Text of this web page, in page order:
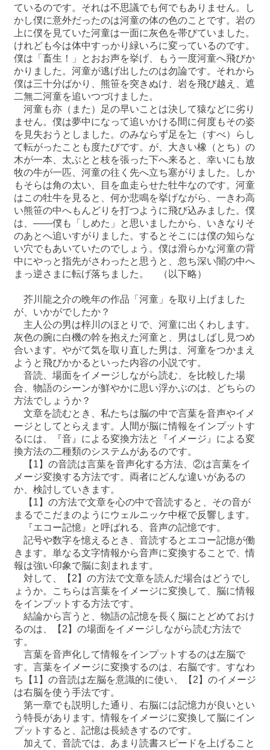
ているのです。それは不思議でも何でもありません。し
かし僕に意外だったのは河童の体の色のことです。岩の
上に僕を見ていた河童は一面に灰色を帯びていました。
けれども今は体中すっかり緑いろに変っているのです。
僕は「畜生！」とおお声を挙げ、もう一度河童へ飛びか
かりました。河童が逃げ出したのは勿論です。それから
僕は三十分ばかり、熊笹を突きぬけ、岩を飛び越え、遮
二無二河童を追いつづけました。
河童も亦（また）足の早いことは決して猿などに劣り
ません。僕は夢中になって追いかける間に何度もその姿
を見失おうとしました。のみならず足を辷（すべ）らし
て転がったことも度たびです。が、大きい橡（とち）の
木が一本、太ぶとと枝を張った下へ来ると、幸いにも放
牧の牛が一匹、河童の往く先へ立ち塞がりました。しか
もそらは角の太い、目を血走らせた牡牛なのです。河童
はこの牡牛を見ると、何か悲鳴を挙げながら、一きわ高
い熊笹の中へもんどりを打つように飛び込みました。僕
は、――僕も「しめた」と思いましたから、いきなりそ
のあとへ追いすがりました。するとそこには僕の知らな
い穴でもあいていたのでしょう。僕は滑らかな河童の背
中にやっと指先がさわったと思うと、忽ち深い闇の中へ
まっ逆さまに転げ落ちました。 （以下略）
芥川龍之介の晩年の作品「河童」を取り上げました
が、いかがでしたか？
主人公の男は梓川のほとりで、河童に出くわします。
灰色の腕に白機の幹を抱えた河童と、男はしばし見つめ
合います。やがて気を取り直した男は、河童をつかまえ
ようと飛びかかるといった内容の小説です。
音読、場面をイメージしながら読む、を比較した場
合、物語のシーンが鮮やかに思い浮かぶのは、どちらの
方法でしょうか？
文章を読むとき、私たちは脳の中で言葉を音声やイメ
ージとしてとらえます。人間が脳に情報をインプットす
るには、『音』による変換方法と『イメージ』による変
換方法の二種類のシステムがあるのです。
【1】の音読は言葉を音声化する方法、②は言葉をイ
メージ変換する方法です。両者にどんな違いがあるの
か、検討していきます。
【1】の方法で文章を心の中で音読すると、その音が
まるでこだまのようにウェルニッケ中枢で反響します。
『エコー記憶』と呼ばれる、音声の記憶です。
記号や数字を憶えるとき、音読するとエコー記憶が働
きます。単なる文字情報から音声に変換することで、情
報は強い印象で脳に刻まれます。
対して、【2】の方法で文章を読んだ場合はどうでし
ょうか。こちらは言葉をイメージに変換して、脳に情報
をインプットする方法です。
結論から言うと、物語の記憶を長く脳にとどめておけ
るのは、【2】の場面をイメージしながら読む方法で
す。
言葉を音声化して情報をインプットするのは左脳で
す。言葉をイメージに変換するのは、右脳です。すなわ
ち【1】の音読は左脳を意識的に使い、【2】のイメージ
は右脳を使う手法です。
第一章でも説明した通り、右脳には記憶力が良いとい
う特長があります。情報をイメージに変換して脳にイン
プットすると、記憶は長続きするのです。
加えて、音読では、あまり読書スピードを上げること